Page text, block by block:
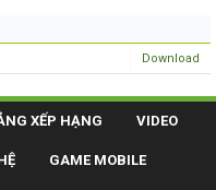
Download
XẾP HẠNG VIDEO
GAME MOBILE